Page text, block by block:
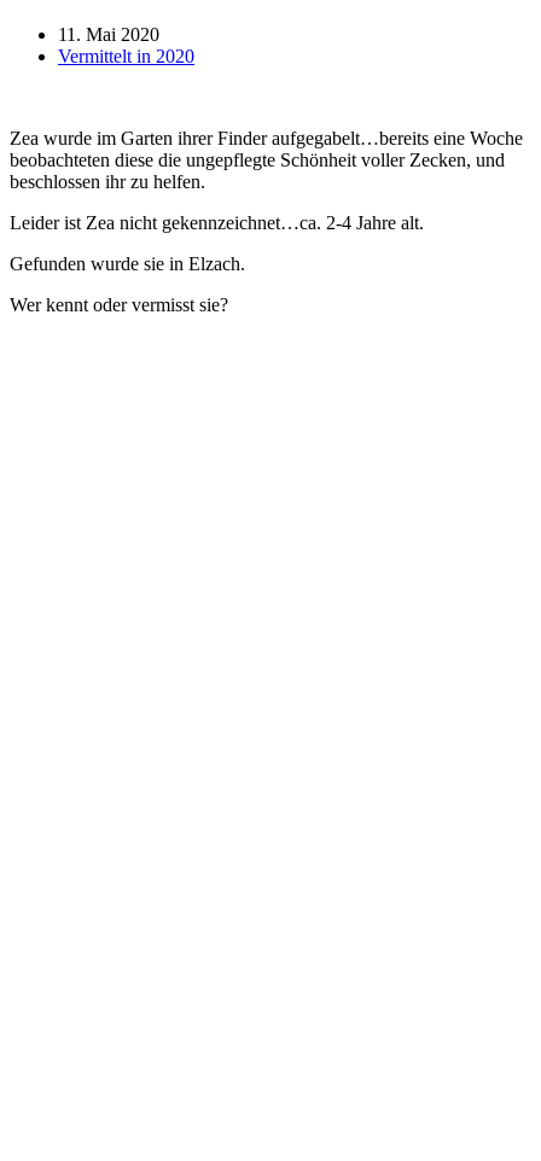
11. Mai 2020
Vermittelt in 2020
Zea wurde im Garten ihrer Finder aufgegabelt…bereits eine Woche
beobachteten diese die ungepflegte Schönheit voller Zecken, und
beschlossen ihr zu helfen.
Leider ist Zea nicht gekennzeichnet…ca. 2-4 Jahre alt.
Gefunden wurde sie in Elzach.
Wer kennt oder vermisst sie?